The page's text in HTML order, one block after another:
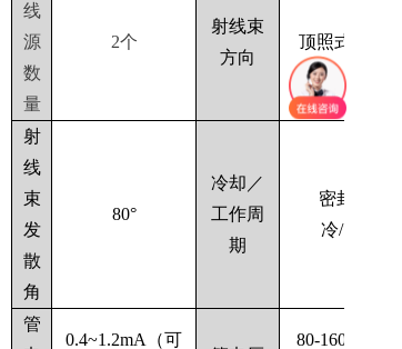
线
源
数
量
2个
射线束
方向
顶照式/侧照式
射
线
束
发
散
角
80°
冷却／
工作周
期
密封式油
冷/100％
管
0.4~1.2mA（可
80-160 KV（可